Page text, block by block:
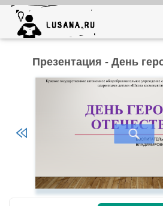
Презентация - День